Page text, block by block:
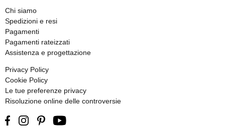
Chi siamo
Spedizioni e resi
Pagamenti
Pagamenti rateizzati
Assistenza e progettazione
Privacy Policy
Cookie Policy
Le tue preferenze privacy
Risoluzione online delle controversie